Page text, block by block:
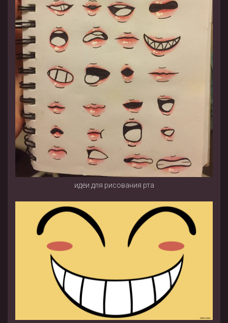
идеи для рисования рта